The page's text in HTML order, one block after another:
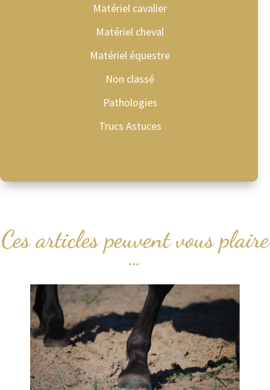
Matériel cavalier
Matériel cheval
Matériel équestre
Non classé
Pathologies
Trucs Astuces
Ces articles peuvent vous plaire
…